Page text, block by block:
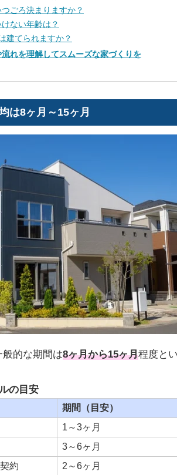
ごろ決まりますか？
ない年齢は？
建てられますか？
れを理解してスムーズな家づくりを
は8ヶ月～15ヶ月
的な期間は8ヶ月から15ヶ月程度と
の目安
期間（目安）
1～3ヶ月
3～6ヶ月
約
2～6ヶ月